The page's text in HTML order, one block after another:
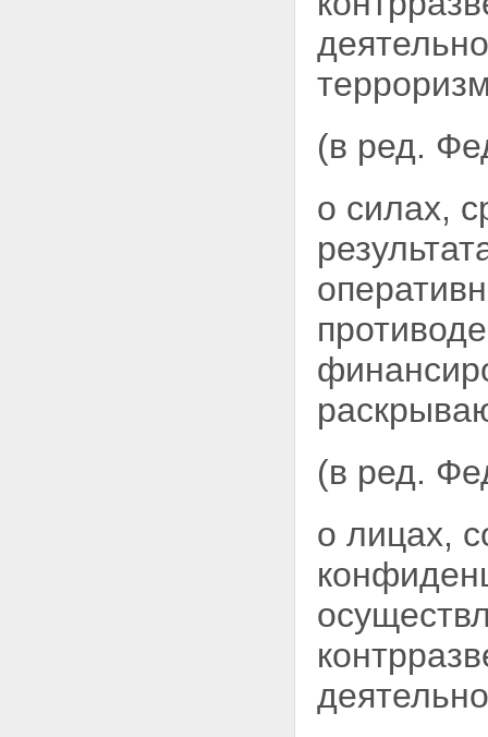
(в ред.
о силах,
(в ред.
о лицах,